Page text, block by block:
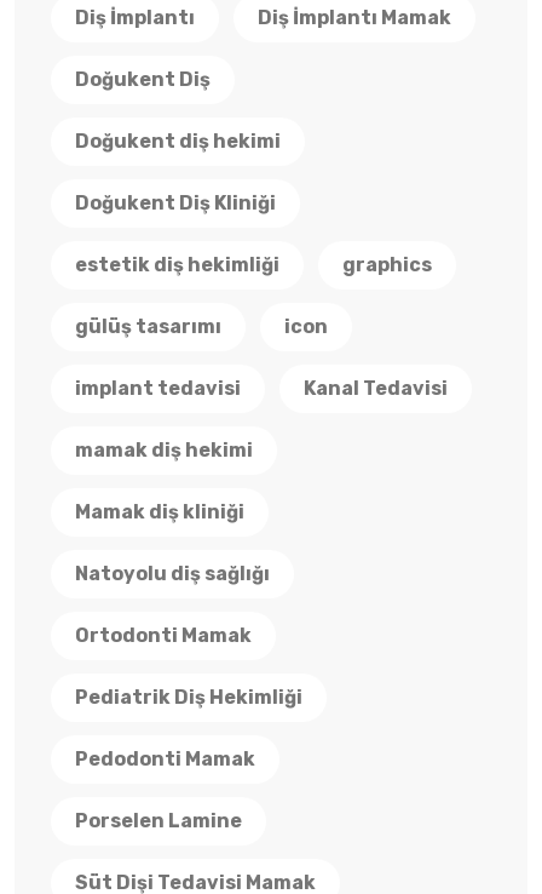
Diş İmplantı Diş İmplantı Mamak
Doğukent Diş
Doğukent diş hekimi
Doğukent Diş Kliniği
estetik diş hekimliği graphics
gülüş tasarımı icon
implant tedavisi Kanal Tedavisi
mamak diş hekimi
Mamak diş kliniği
Natoyolu diş sağlığı
Ortodonti Mamak
Pediatrik Diş Hekimliği
Pedodonti Mamak
Porselen Lamine
Süt Dişi Tedavisi Mamak